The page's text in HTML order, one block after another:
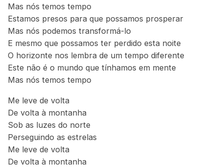
Mas nós temos tempo
Estamos presos para que possamos prosperar
Mas nós podemos transformá-lo
E mesmo que possamos ter perdido esta noite
O horizonte nos lembra de um tempo diferente
Este não é o mundo que tínhamos em mente
Mas nós temos tempo
Me leve de volta
De volta à montanha
Sob as luzes do norte
Perseguindo as estrelas
Me leve de volta
De volta à montanha